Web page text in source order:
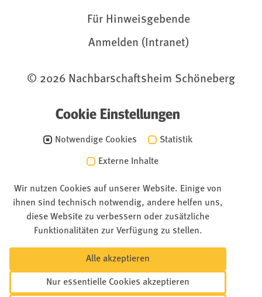
Für Hinweisgebende
Anmelden (Intranet)
© 2026 Nachbarschaftsheim Schöneberg
Cookie Einstellungen
Notwendige Cookies Statistik
Externe Inhalte
Wir nutzen Cookies auf unserer Website. Einige von
ihnen sind technisch notwendig, andere helfen uns,
diese Website zu verbessern oder zusätzliche
Funktionalitäten zur Verfügung zu stellen.
Alle akzeptieren
Nur essentielle Cookies akzeptieren